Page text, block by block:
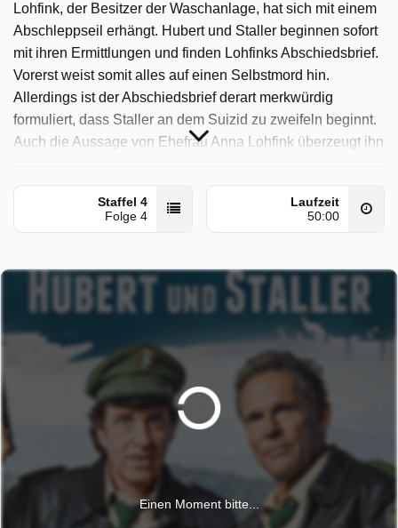
Lohfink, der Besitzer der Waschanlage, hat sich mit einem
Abschleppseil erhängt. Hubert und Staller beginnen sofort
mit ihren Ermittlungen und finden Lohfinks Abschiedsbrief.
Vorerst weist somit alles auf einen Selbstmord hin.
Allerdings ist der Abschiedsbrief derart merkwürdig
formuliert, dass Staller an dem Suizid zu zweifeln beginnt.
Auch die Aussage von Ehefrau Anna Lohfink überzeugt ihn
Obduktion Stallers Verdacht: Pathologin Dr. Anja Licht
findet heraus, dass das Opfer zunächst mit Rattengift
betäubt und dann erhängt worden war, was schließlich zu
Mordfall gerade gar nicht in den Kram. Zum einen möchte
er nicht, dass die Ermittlungen gegen Anna Lohfink an die
Öffentlichkeit geraten, da sie mitten im Wahlkampf um den
Posten als Stadträtin steht. Und zum anderen sähe er es
viel lieber, wenn Hubert und Staller gegen den Dieb seines
eigenen Privatwagens ermitteln würden. Die beiden
ermitteln zwar hartnäckig weiter, tappen aber weiterhin
völlig im Dunkeln. Lohfinks Witwe können sie einfach
nichts nachweisen. Sie kommen erst auf eine heiße Spur,
als sie einen ehemaligen Automechaniker aus Lohfinks
Werkstatt ausfindig machen. Der verrät ihnen, dass sowohl
in Lohfinks Werkstatt als auch in seiner Ehe so einiges im
Staffel 4
Folge 4
Laufzeit
50:00
Einen Moment bitte...